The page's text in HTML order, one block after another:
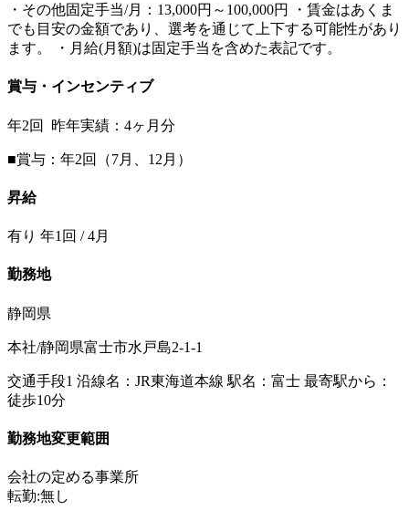
・その他固定手当/月：13,000円～100,000円 ・賃金はあくま
でも目安の金額であり、選考を通じて上下する可能性があり
ます。 ・月給(月額)は固定手当を含めた表記です。
賞与・インセンティブ
年2回 昨年実績：4ヶ月分
■賞与：年2回（7月、12月）
昇給
有り 年1回 / 4月
勤務地
静岡県
本社/静岡県富士市水戸島2-1-1
交通手段1 沿線名：JR東海道本線 駅名：富士 最寄駅から：
徒歩10分
勤務地変更範囲
会社の定める事業所
転勤:無し